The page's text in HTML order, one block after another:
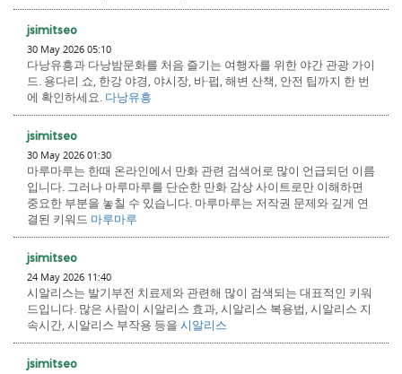
jsimitseo
30 May 2026 05:10
다낭유흥과 다낭밤문화를 처음 즐기는 여행자를 위한 야간 관광 가이
드. 용다리 쇼, 한강 야경, 야시장, 바·펍, 해변 산책, 안전 팁까지 한 번
에 확인하세요. 다낭유흥
jsimitseo
30 May 2026 01:30
마루마루는 한때 온라인에서 만화 관련 검색어로 많이 언급되던 이름
입니다. 그러나 마루마루를 단순한 만화 감상 사이트로만 이해하면
중요한 부분을 놓칠 수 있습니다. 마루마루는 저작권 문제와 깊게 연
결된 키워드 마루마루
jsimitseo
24 May 2026 11:40
시알리스는 발기부전 치료제와 관련해 많이 검색되는 대표적인 키워
드입니다. 많은 사람이 시알리스 효과, 시알리스 복용법, 시알리스 지
속시간, 시알리스 부작용 등을 시알리스
jsimitseo